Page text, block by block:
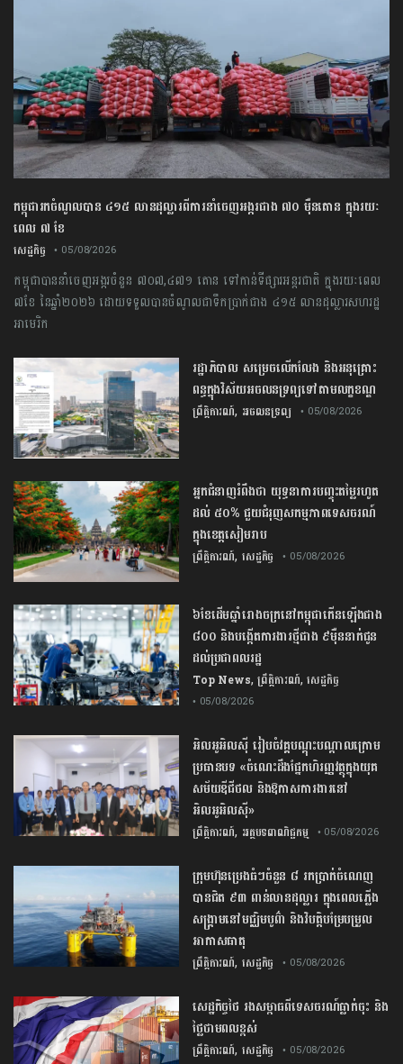
កម្ពុជារកចំណូលបាន ៤១៥ លានដុល្លារពីការនាំចេញអង្ករជាង ៧០ ម៉ឺនតោន ក្នុងរយៈ
ពេល ៧ ខែ
សេដ្ឋកិច្ច • 05/08/2026
កម្ពុជា​បាន​នាំចេញ​អង្ករ​ចំនួន​ ​៧០៧,៤៧១​ ​តោន ​ទៅកាន់​ទីផ្សារ​អន្តរជាតិ​ ​ក្នុង​រយៈពេល​ ​
៧​ខែ ​នៃ​ឆ្នាំ​២០២៦​ ​ដោយ​ទទួលបាន​ចំណូល​ជា​ទឹកប្រាក់​ជាង​ ​៤១៥​ ​លាន​ដុល្លារ​សហរដ្ឋ​
អាមេរិក
រដ្ឋាភិបាល សម្រេច​លើកលែង និងអនុគ្រោះ
ពន្ធក្នុងវិស័យអចលនទ្រព្យ​ទៅតាមលក្ខខណ្ឌ
ព្រឹត្តិការណ៍, អចលនទ្រព្យ • 05/08/2026
អ្នកជំនាញ​រំពឹង​ថា​ ​យុទ្ធនាការ​បញ្ចុះ​តម្លៃ​រហូត
ដល់​ ​៥០​% ​ជួយ​ជំរុញ​សកម្មភាព​ទេសចរណ៍​
ក្នុង​ខេត្ត​សៀមរាប​
ព្រឹត្តិការណ៍, សេដ្ឋកិច្ច • 05/08/2026
៦ខែដើមឆ្នាំរោងចក្រនៅកម្ពុជាកើនឡើងជាង
៨០០ និងបង្កើតការងារថ្មីជាង ៩ម៉ឺននាក់ជូន
ដល់ប្រជាពលរដ្ឋ
Top News,ព្រឹត្តិការណ៍,សេដ្ឋកិច្ច
• 05/08/2026
អិលអូអិលស៊ី រៀបចំវគ្គបណ្តុះបណ្តាលក្រោម
ប្រធានបទ «ចំណេះដឹងផ្នែកហិរញ្ញវត្ថុក្នុងយុគ
សម័យឌីជីថល និងឱកាសការងារនៅ
អិលអូអិលស៊ី»
ព្រឹត្តិការណ៍, អត្ថបទពាណិជ្ជកម្ម • 05/08/2026
ក្រុមហ៊ុនប្រេងធំៗចំនួន ៨ រកប្រាក់ចំណេញ
បានជិត ៩៣ ពាន់លានដុល្លារ ក្នុងពេលភ្លើង
សង្គ្រាមនៅមជ្ឈិមបូព៌ា និងវិបត្តិបម្រែបម្រួល
អាកាសធាតុ
ព្រឹត្តិការណ៍, សេដ្ឋកិច្ច • 05/08/2026
សេដ្ឋកិច្ច​ថៃ​ រង​សម្ពាធ​ពី​ទេសចរណ៍​ធ្លាក់ចុះ​ និង​
ថ្លៃ​ថាមពល​ខ្ពស់​
ព្រឹត្តិការណ៍, សេដ្ឋកិច្ច • 05/08/2026